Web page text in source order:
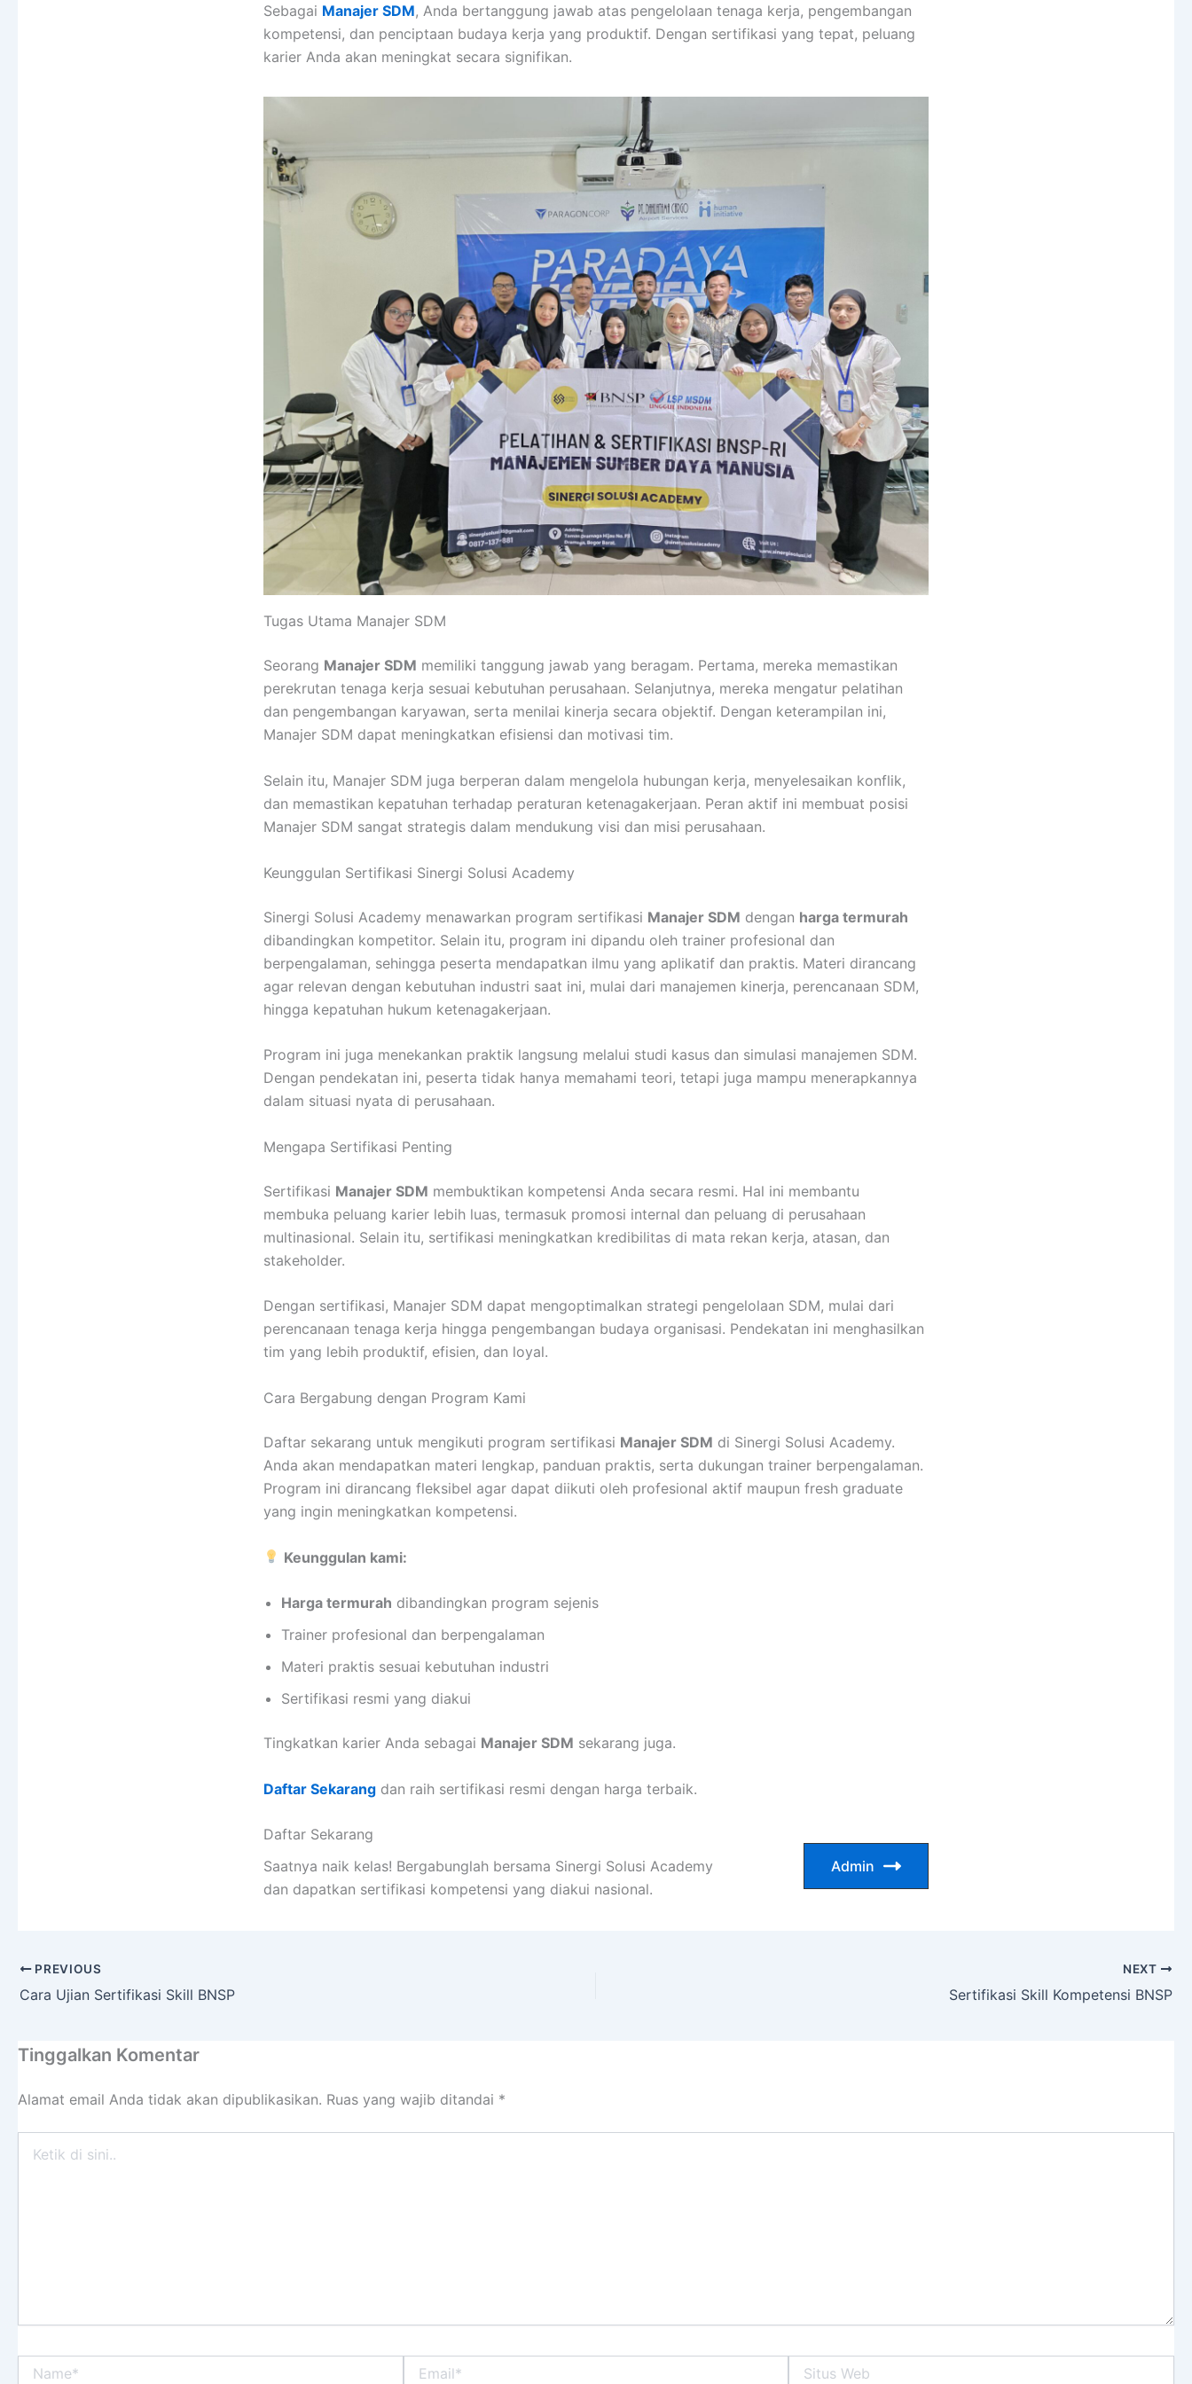
Sebagai Manajer SDM, Anda bertanggung jawab atas pengelolaan tenaga kerja, pengembangan
kompetensi, dan penciptaan budaya kerja yang produktif. Dengan sertifikasi yang tepat, peluang
karier Anda akan meningkat secara signifikan.
Tugas Utama Manajer SDM
Seorang Manajer SDM memiliki tanggung jawab yang beragam. Pertama, mereka memastikan
perekrutan tenaga kerja sesuai kebutuhan perusahaan. Selanjutnya, mereka mengatur pelatihan
dan pengembangan karyawan, serta menilai kinerja secara objektif. Dengan keterampilan ini,
Manajer SDM dapat meningkatkan efisiensi dan motivasi tim.
Selain itu, Manajer SDM juga berperan dalam mengelola hubungan kerja, menyelesaikan konflik,
dan memastikan kepatuhan terhadap peraturan ketenagakerjaan. Peran aktif ini membuat posisi
Manajer SDM sangat strategis dalam mendukung visi dan misi perusahaan.
Keunggulan Sertifikasi Sinergi Solusi Academy
Sinergi Solusi Academy menawarkan program sertifikasi Manajer SDM dengan harga termurah
dibandingkan kompetitor. Selain itu, program ini dipandu oleh trainer profesional dan
berpengalaman, sehingga peserta mendapatkan ilmu yang aplikatif dan praktis. Materi dirancang
agar relevan dengan kebutuhan industri saat ini, mulai dari manajemen kinerja, perencanaan SDM,
hingga kepatuhan hukum ketenagakerjaan.
Program ini juga menekankan praktik langsung melalui studi kasus dan simulasi manajemen SDM.
Dengan pendekatan ini, peserta tidak hanya memahami teori, tetapi juga mampu menerapkannya
dalam situasi nyata di perusahaan.
Mengapa Sertifikasi Penting
Sertifikasi Manajer SDM membuktikan kompetensi Anda secara resmi. Hal ini membantu
membuka peluang karier lebih luas, termasuk promosi internal dan peluang di perusahaan
multinasional. Selain itu, sertifikasi meningkatkan kredibilitas di mata rekan kerja, atasan, dan
stakeholder.
Dengan sertifikasi, Manajer SDM dapat mengoptimalkan strategi pengelolaan SDM, mulai dari
perencanaan tenaga kerja hingga pengembangan budaya organisasi. Pendekatan ini menghasilkan
tim yang lebih produktif, efisien, dan loyal.
Cara Bergabung dengan Program Kami
Daftar sekarang untuk mengikuti program sertifikasi Manajer SDM di Sinergi Solusi Academy.
Anda akan mendapatkan materi lengkap, panduan praktis, serta dukungan trainer berpengalaman.
Program ini dirancang fleksibel agar dapat diikuti oleh profesional aktif maupun fresh graduate
yang ingin meningkatkan kompetensi.
Keunggulan kami:
Harga termurah dibandingkan program sejenis
Trainer profesional dan berpengalaman
Materi praktis sesuai kebutuhan industri
Sertifikasi resmi yang diakui
Tingkatkan karier Anda sebagai Manajer SDM sekarang juga.
Daftar Sekarang dan raih sertifikasi resmi dengan harga terbaik.
Daftar Sekarang
Saatnya naik kelas! Bergabunglah bersama Sinergi Solusi Academy
dan dapatkan sertifikasi kompetensi yang diakui nasional.
Admin
PREVIOUS
Cara Ujian Sertifikasi Skill BNSP
NEXT
Sertifikasi Skill Kompetensi BNSP
Tinggalkan Komentar
Alamat email Anda tidak akan dipublikasikan. Ruas yang wajib ditandai *
Web